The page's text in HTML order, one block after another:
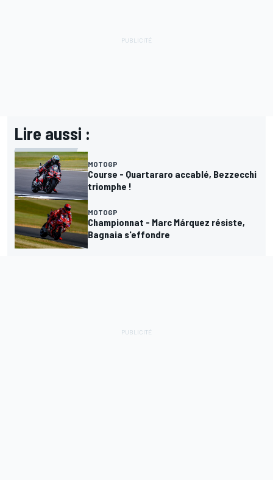
Lire aussi :
MOTOGP
Course - Quartararo accablé, Bezzecchi
triomphe !
MOTOGP
Championnat - Marc Márquez résiste,
Bagnaia s'effondre